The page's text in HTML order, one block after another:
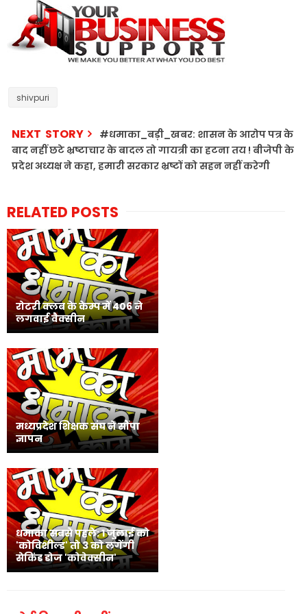
shivpuri
NEXT STORY
#धमाका_बड़ी_खबर: शासन के आरोप पत्र के
बाद नहीं छटे भ्रष्टाचार के बादल तो गायत्री का हटना तय ! बीजेपी के
प्रदेश अध्यक्ष ने कहा, हमारी सरकार भ्रष्टों को सहन नहीं करेगी
RELATED POSTS
रोटरी क्लब के केम्प में 406 ने
लगवाई वैक्सीन
मध्यप्रदेश शिक्षक संघ ने सौंपा
ज्ञापन
धमाका सबसे पहले: 1 जुलाई को
'कोविशील्ड' तो 3 को लगेंगी
सेकिंड डोज 'कोवेक्सीन'